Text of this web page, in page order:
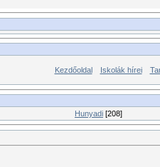
Kezdőoldal Iskolák hírei
Hunyadi [208]